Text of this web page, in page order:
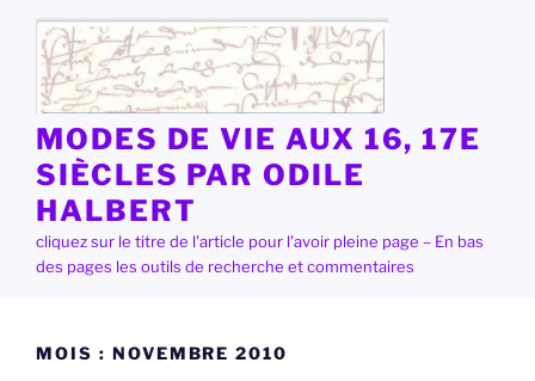
contenu
principal
MODES DE VIE AUX 16, 17E
SIÈCLES PAR ODILE
HALBERT
cliquez sur le titre de l'article pour l'avoir pleine page – En bas
des pages les outils de recherche et commentaires
MOIS : NOVEMBRE 2010